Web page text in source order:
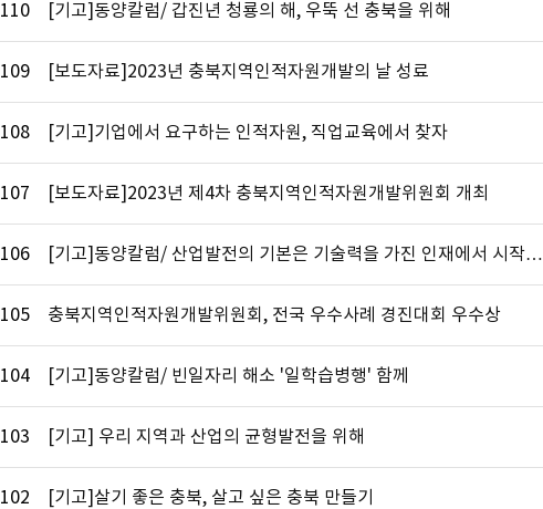
110 [기고]동양칼럼/ 갑진년 청룡의 해, 우뚝 선 충북을 위해
109 [보도자료]2023년 충북지역인적자원개발의 날 성료
108 [기고]기업에서 요구하는 인적자원, 직업교육에서 찾자
107 [보도자료]2023년 제4차 충북지역인적자원개발위원회 개최
106 [기고]동양칼럼/ 산업발전의 기본은 기술력을 가진 인재에서 시작…
105 충북지역인적자원개발위원회, 전국 우수사례 경진대회 우수상
104 [기고]동양칼럼/ 빈일자리 해소 '일학습병행' 함께
103 [기고] 우리 지역과 산업의 균형발전을 위해
102 [기고]살기 좋은 충북, 살고 싶은 충북 만들기